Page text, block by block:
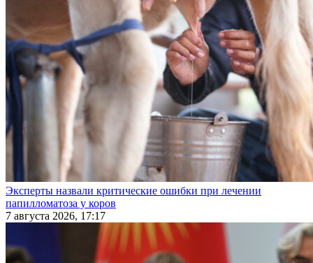
Эксперты назвали критические ошибки при лечении
папилломатоза у коров
7 августа 2026, 17:17